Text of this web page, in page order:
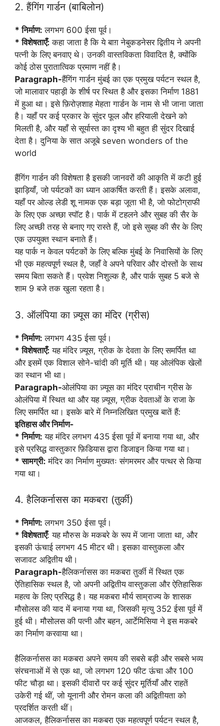
2. हैंगिंग गार्डन (बाबिलोन)
* निर्माण: लगभग 600 ईसा पूर्व।
* विशेषताएँ: कहा जाता है कि ये बाग़ नेबुकडनेसर द्वितीय ने अपनी
पत्नी के लिए बनवाए थे। उनकी वास्तविकता विवादित है, क्योंकि
कोई ठोस पुरातात्विक प्रमाण नहीं है।
Paragraph-हैंगिंग गार्डन मुंबई का एक प्रमुख पर्यटन स्थल है,
जो मालावार पहाड़ी के शीर्ष पर स्थित है और इसका निर्माण 1881
में हुआ था। इसे फ़िरोज़शाह मेहता गार्डन के नाम से भी जाना जाता
है। यहाँ पर कई प्रकार के सुंदर फूल और हरियाली देखने को
मिलती है, और यहाँ से सूर्यास्त का दृश्य भी बहुत ही सुंदर दिखाई
देता है। दुनिया के सात अजूबे seven wonders of the
world
हैंगिंग गार्डन की विशेषता है इसकी जानवरों की आकृति में कटी हुई
झाड़ियाँ, जो पर्यटकों का ध्यान आकर्षित करती हैं। इसके अलावा,
यहाँ पर ओल्ड लेडी शू नामक एक बड़ा जूता भी है, जो फोटोग्राफी
के लिए एक अच्छा स्पॉट है। पार्क में टहलने और सुबह की सैर के
लिए अच्छी तरह से बनाए गए रास्ते हैं, जो इसे सुबह की सैर के लिए
एक उपयुक्त स्थान बनाते हैं।
यह पार्क न केवल पर्यटकों के लिए बल्कि मुंबई के निवासियों के लिए
भी एक महत्वपूर्ण स्थल है, जहाँ वे अपने परिवार और दोस्तों के साथ
समय बिता सकते हैं। प्रवेश निशुल्क है, और पार्क सुबह 5 बजे से
शाम 9 बजे तक खुला रहता है।
3. ऑलंपिया का ज़्यूस का मंदिर (ग्रीस)
* निर्माण: लगभग 435 ईसा पूर्व।
* विशेषताएँ: यह मंदिर ज़्यूस, ग्रीक के देवता के लिए समर्पित था
और इसमें एक विशाल सोने-चांदी की मूर्ति थी। यह ओलंपिक खेलों
का स्थान भी था।
Paragraph-ओलंपिया का ज़्यूस का मंदिर प्राचीन ग्रीस के
ओलंपिया में स्थित था और यह ज़्यूस, ग्रीक देवताओं के राजा के
लिए समर्पित था। इसके बारे में निम्नलिखित प्रमुख बातें हैं:
इतिहास और निर्माण-
* निर्माण: यह मंदिर लगभग 435 ईसा पूर्व में बनाया गया था, और
इसे प्रसिद्ध वास्तुकार फ़िडियास द्वारा डिजाइन किया गया था।
* सामग्री: मंदिर का निर्माण मुख्यतः संगमरमर और पत्थर से किया
गया था।
4. हैलिकर्नासस का मकबरा (तुर्की)
* निर्माण: लगभग 350 ईसा पूर्व।
* विशेषताएँ: यह मौरुस के मकबरे के रूप में जाना जाता था, और
इसकी ऊंचाई लगभग 45 मीटर थी। इसका वास्तुकला और
सजावट अद्वितीय थी।
Paragraph-हैलिकर्नासस का मकबरा तुर्की में स्थित एक
ऐतिहासिक स्थल है, जो अपनी अद्वितीय वास्तुकला और ऐतिहासिक
महत्व के लिए प्रसिद्ध है। यह मकबरा मौर्य साम्राज्य के शासक
मौसोलस की याद में बनाया गया था, जिसकी मृत्यु 352 ईसा पूर्व में
हुई थी। मौसोलस की पत्नी और बहन, आर्टेमिसिया ने इस मकबरे
का निर्माण करवाया था।
हैलिकर्नासस का मकबरा अपने समय की सबसे बड़ी और सबसे भव्य
संरचनाओं में से एक था, जो लगभग 120 फीट ऊंचा और 100
फीट चौड़ा था। इसकी दीवारों पर कई सुंदर मूर्तियाँ और राहतें
उकेरी गई थीं, जो यूनानी और रोमन कला की अद्वितीयता को
प्रदर्शित करती थीं।
आजकल, हैलिकर्नासस का मकबरा एक महत्वपूर्ण पर्यटन स्थल है,